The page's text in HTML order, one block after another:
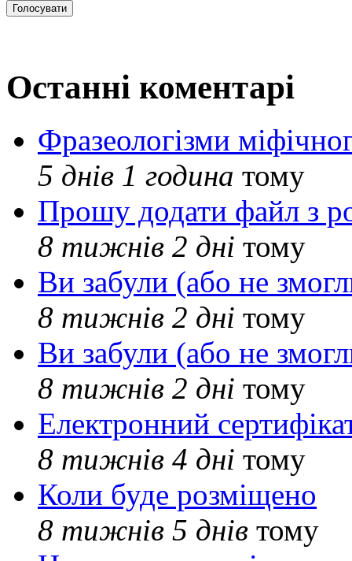
Останні коментарі
Фразеологізми
5 днів 1 година тому
Прошу додати файл з
8 тижнів 2 дні тому
Ви забули (або не
8 тижнів 2 дні тому
Ви забули (або не
8 тижнів 2 дні тому
Електронний
8 тижнів 4 дні тому
Коли буде розміщено
8 тижнів 5 днів тому